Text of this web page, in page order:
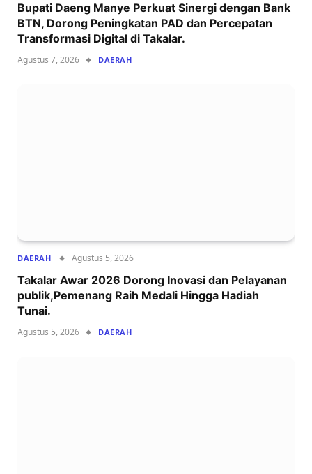
Bupati Daeng Manye Perkuat Sinergi dengan Bank
BTN, Dorong Peningkatan PAD dan Percepatan
Transformasi Digital di Takalar.
Agustus 7, 2026 DAERAH
DAERAH Agustus 5, 2026
Takalar Awar 2026 Dorong Inovasi dan Pelayanan
publik,Pemenang Raih Medali Hingga Hadiah
Tunai.
Agustus 5, 2026 DAERAH